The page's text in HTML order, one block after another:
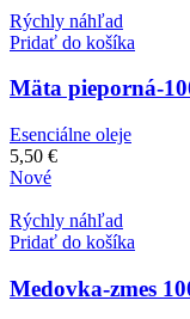
Rýchly náhľad
Pridať do košíka
Mäta pieporná-
Esenciálne oleje
5,50 €
Nové
Rýchly náhľad
Pridať do košíka
Medovka-zmes